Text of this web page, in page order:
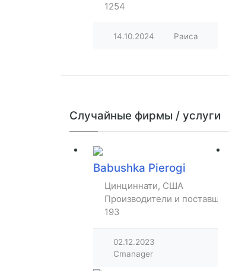
1254
14.10.2024 Раиса
Случайные фирмы / услуги
Babushka Pierogi
Цинциннати, США
Производители и
193
02.12.2023
Cmanager